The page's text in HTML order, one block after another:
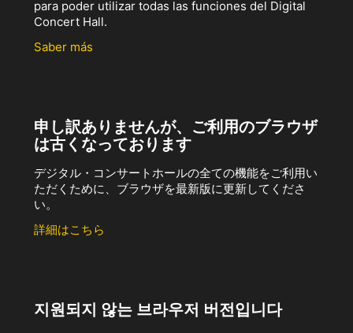
para poder utilizar todas las funciones del Digital
Concert Hall.
Saber más
申し訳ありませんが、ご利用のブラウザ
は古くなっております
デジタル・コンサートホールの全ての機能をご利用い
ただくために、ブラウザを最新版に更新してくださ
い。
詳細はこちら
지원되지 않는 브라우저 버전입니다